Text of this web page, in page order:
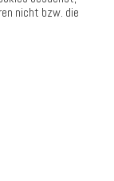
nicht bzw. die